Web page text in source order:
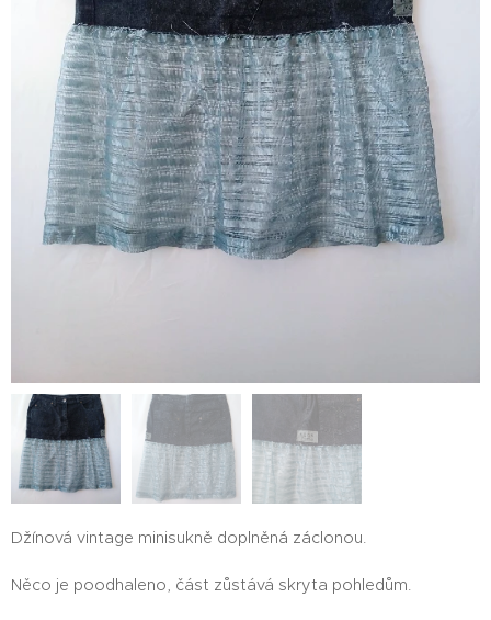
Džínová vintage minisukně doplněná záclonou.
Něco je poodhaleno, část zůstává skryta pohledům.